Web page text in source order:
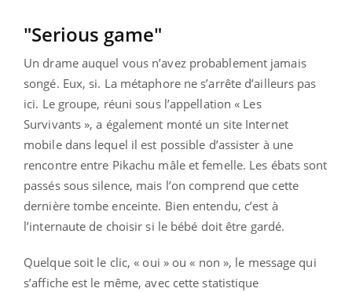
"Serious game"
Un drame auquel vous n’avez probablement jamais
songé. Eux, si. La métaphore ne s’arrête d’ailleurs pas
ici. Le groupe, réuni sous l’appellation « Les
Survivants », a également monté un site Internet
mobile dans lequel il est possible d’assister à une
rencontre entre Pikachu mâle et femelle. Les ébats sont
passés sous silence, mais l’on comprend que cette
dernière tombe enceinte. Bien entendu, c’est à
l’internaute de choisir si le bébé doit être gardé.
Quelque soit le clic, « oui » ou « non », le message qui
s’affiche est le même, avec cette statistique